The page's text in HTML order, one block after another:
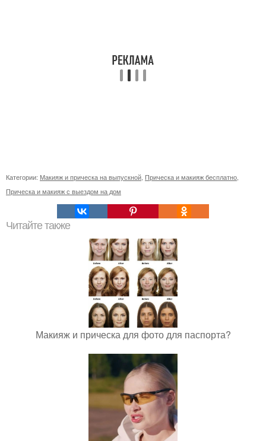
Категории: Макияж и прическа на выпускной, Прическа и макияж бесплатно,
Прическа и макияж с выездом на дом
Читайте также
Макияж и прическа для фото для паспорта?